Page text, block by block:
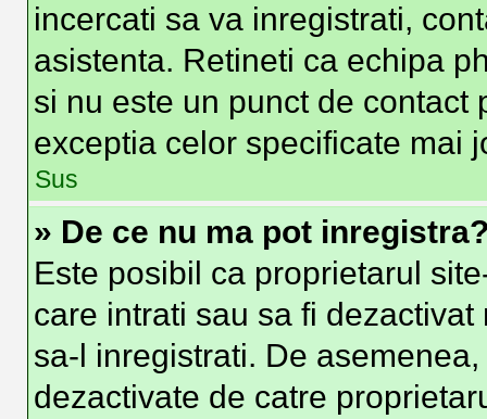
incercati sa va inregistrati,
asistenta. Retineti ca echipa
si nu este un punct de
exceptia celor specificate mai
Sus
» De ce nu ma pot
Este posibil ca proprietarul
care intrati sau sa fi
sa-l inregistrati. De
dezactivate de catre